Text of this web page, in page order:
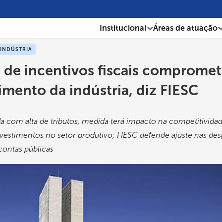
Institucional Áreas de atuação
de incentivos fiscais
da indústria, diz FIESC
com alta de tributos, medida terá impacto na
no setor produtivo; FIESC defende ajuste nas
públicas